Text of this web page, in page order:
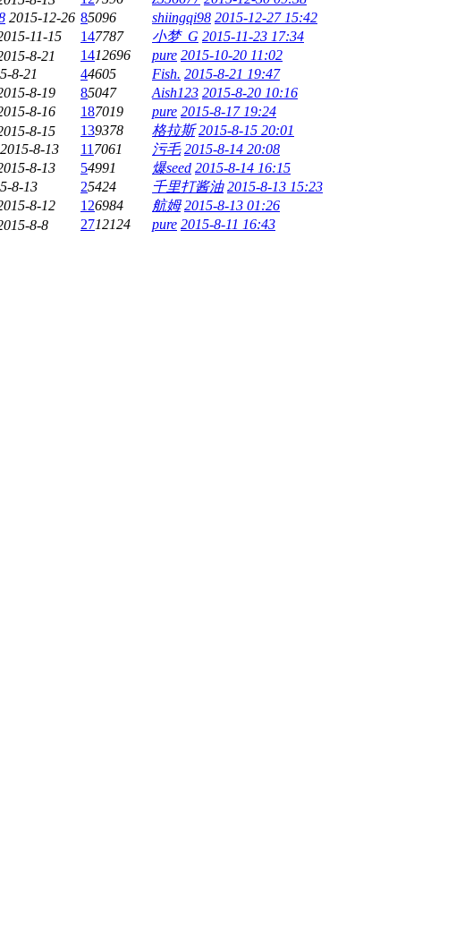
2015-12-26 85096 shiingqi98 2015-12-27 15:42
11-15 147787 小梦_G 2015-11-23 17:34
8-21 1412696 pure 2015-10-20 11:02
8-21 44605 Fish. 2015-8-21 19:47
8-19 85047 Aish123 2015-8-20 10:16
8-16 187019 pure 2015-8-17 19:24
8-15 139378 格拉斯 2015-8-15 20:01
2015-8-13 11 7061 污毛 2015-8-14 20:08
8-13 54991 爆seed 2015-8-14 16:15
8-13 25424 千里打酱油 2015-8-13 15:23
8-12 126984 航姆 2015-8-13 01:26
8-8 2712124 pure 2015-8-11 16:43